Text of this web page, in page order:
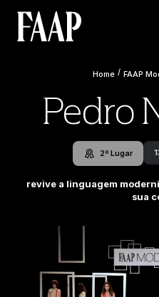
Home / FAAP
Pedro
2º Lugar
revive a linguagem
sua